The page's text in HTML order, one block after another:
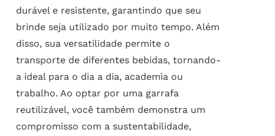
durável e resistente, garantindo que seu
brinde seja utilizado por muito tempo. Além
disso, sua versatilidade permite o
transporte de diferentes bebidas, tornando-
a ideal para o dia a dia, academia ou
trabalho. Ao optar por uma garrafa
reutilizável, você também demonstra um
compromisso com a sustentabilidade,